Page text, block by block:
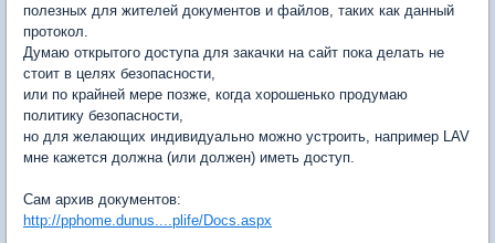
полезных для жителей документов и файлов, таких как данный
протокол.
Думаю открытого доступа для закачки на сайт пока делать не
стоит в целях безопасности,
или по крайней мере позже, когда хорошенько продумаю
политику безопасности,
но для желающих индивидуально можно устроить, например LAV
мне кажется должна (или должен) иметь доступ.
Сам архив документов:
http://pphome.dunus....plife/Docs.aspx